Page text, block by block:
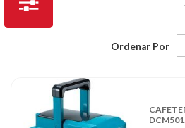
Ordenar Por